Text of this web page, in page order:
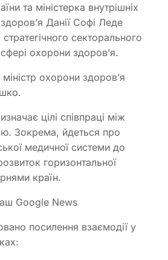
та міністерка внутрішніх
Данії Софі Леде
стратегічного секторального
охорони здоров’я.
охорони здоров’я
цілі співпраці між
Зокрема, йдеться про
медичної системи до
горизонтальної
країн.
Google News
посилення взаємодії у